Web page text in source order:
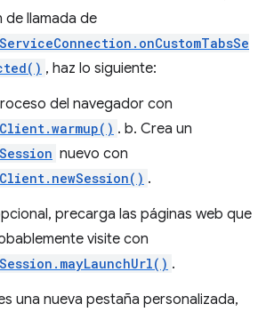
de llamada de
, haz lo siguiente:
del navegador con
. b. Crea un
nuevo con
.
precarga las páginas web que
visite con
.
una nueva pestaña personalizada,